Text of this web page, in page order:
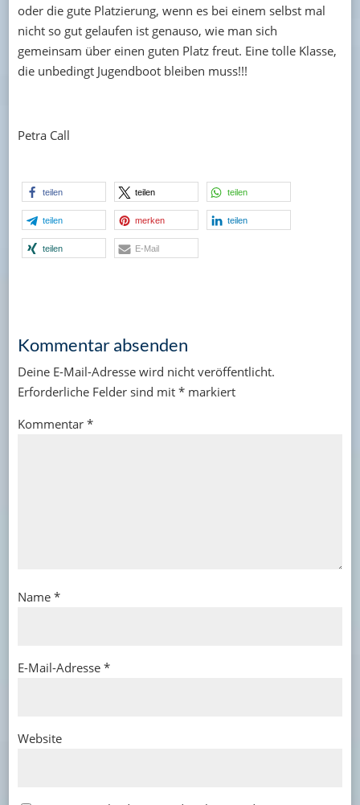
oder die gute Platzierung, wenn es bei einem selbst mal
nicht so gut gelaufen ist genauso, wie man sich
gemeinsam über einen guten Platz freut. Eine tolle Klasse,
die unbedingt Jugendboot bleiben muss!!!
Petra Call
teilen teilen teilen
teilen merken teilen
teilen E-Mail
Kommentar absenden
Deine E-Mail-Adresse wird nicht veröffentlicht.
Erforderliche Felder sind mit *markiert
Kommentar *
Name *
E-Mail-Adresse *
Website